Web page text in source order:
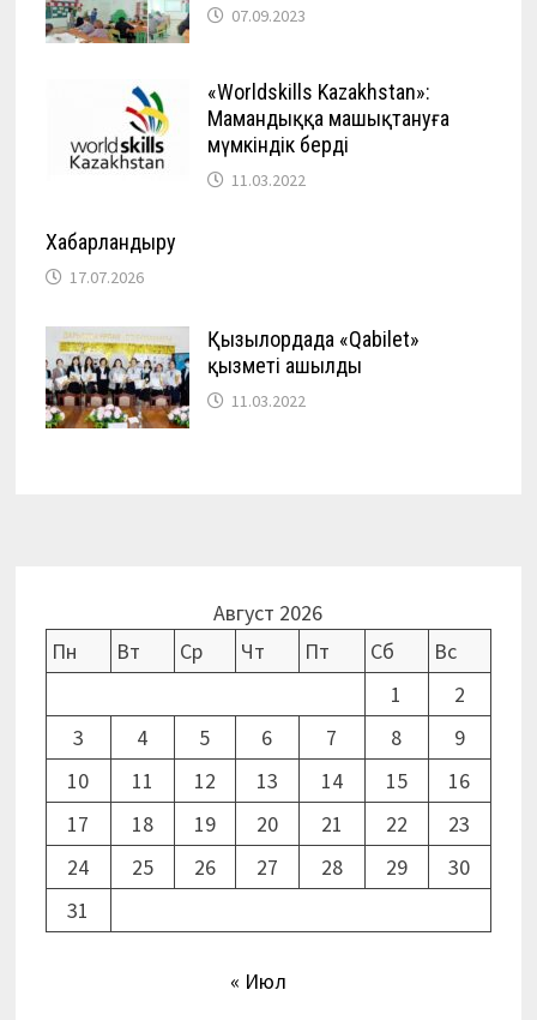
07.09.2023
«Worldskills Kazakhstan»:
Мамандыққа машықтануға
мүмкіндік берді
11.03.2022
Хабарландыру
17.07.2026
Қызылордада «Qabilet»
қызметі ашылды
11.03.2022
Август 2026
Пн
Вт Ср Чт Пт Сб
Вс
1
2
3
4 5 6 7 8
9
10
11 12 13 14 15
16
17
18 19 20 21 22
23
24
25 26 27 28 29
30
31
« Июл